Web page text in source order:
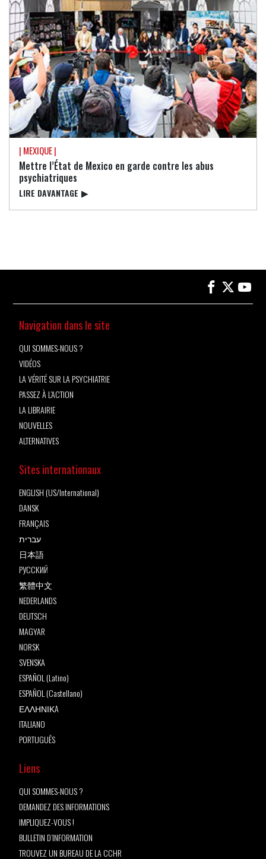
| MEXIQUE |
Mettre l’État de Mexico en garde contre les abus
psychiatriques
LIRE DAVANTAGE ▶
Navigation dans le site
QUI SOMMES-NOUS ?
VIDÉOS
LA VÉRITÉ SUR LA PSYCHIATRIE
PASSEZ À L’ACTION
LA LIBRAIRIE
NOUVELLES
ALTERNATIVES
Sites internationaux
ENGLISH (US/International)
DANSK
FRANÇAIS
עברית
日本語
РУССКИЙ
繁體中文
NEDERLANDS
DEUTSCH
MAGYAR
NORSK
SVENSKA
ESPAÑOL (Latino)
ESPAÑOL (Castellano)
ΕΛΛΗΝΙΚA
ITALIANO
PORTUGUÊS
Liens
QUI SOMMES-NOUS ?
DEMANDEZ DES INFORMATIONS
IMPLIQUEZ-VOUS !
BULLETIN D’INFORMATION
TROUVEZ UN BUREAU DE LA CCHR